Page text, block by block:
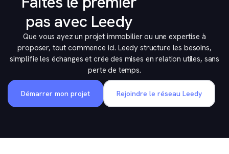
pas avec Leedy
Que vous ayez un projet immobilier ou une expertise à
proposer, tout commence ici. Leedy structure les besoins,
simplifie les échanges et crée des mises en relation utiles, sans
perte de temps.
Démarrer mon projet Rejoindre le réseau Leedy